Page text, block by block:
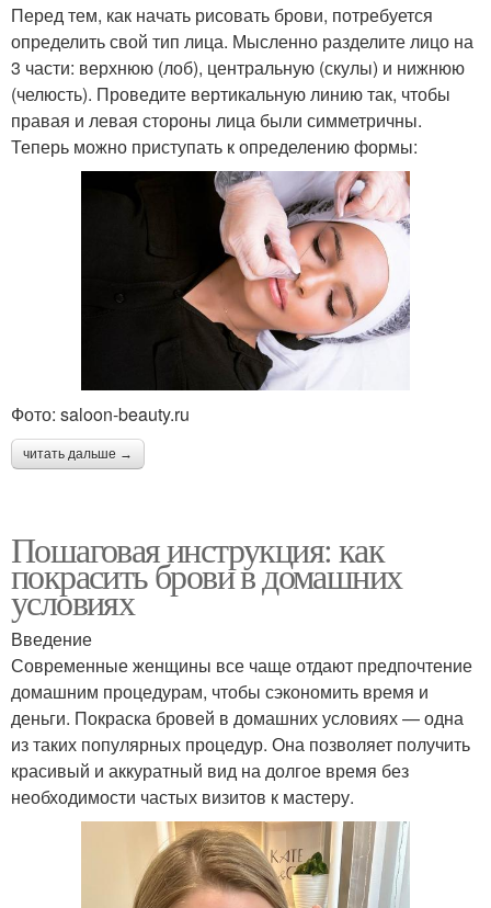
Перед тем, как начать рисовать брови, потребуется
определить свой тип лица. Мысленно разделите лицо на
3 части: верхнюю (лоб), центральную (скулы) и нижнюю
(челюсть). Проведите вертикальную линию так, чтобы
правая и левая стороны лица были симметричны.
Теперь можно приступать к определению формы:
Фото: saloon-beauty.ru
читать дальше →
Пошаговая инструкция: как
покрасить брови в домашних
условиях
Введение
Современные женщины все чаще отдают предпочтение
домашним процедурам, чтобы сэкономить время и
деньги. Покраска бровей в домашних условиях — одна
из таких популярных процедур. Она позволяет получить
красивый и аккуратный вид на долгое время без
необходимости частых визитов к мастеру.